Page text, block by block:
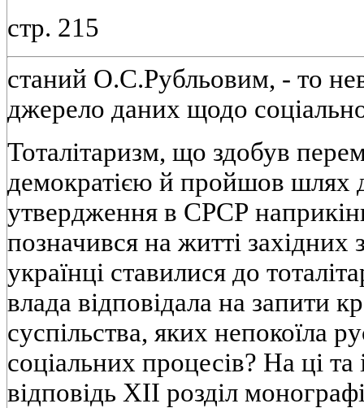
стр. 215
станий О.С.Рубльовим, - то
джерело даних щодо
Тоталiтаризм, що здобув
демократiєю й пройшов шлях
утвердження в СРСР
позначився на життi захiдних
українцi ставилися до
влада вiдповiдала на запити
суспiльства, яких непокоїла
соцiальних процесiв? На цi
вiдповiдь XII роздiл